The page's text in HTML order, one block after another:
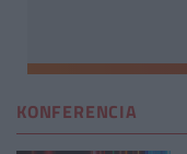
KONFERENCIA